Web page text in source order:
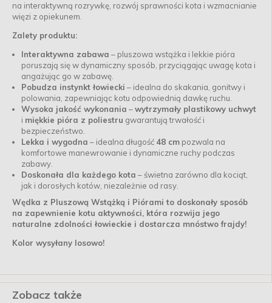
na interaktywną rozrywkę, rozwój sprawności kota i wzmacnianie
więzi z opiekunem.
Zalety produktu:
Interaktywna zabawa – pluszowa wstążka i lekkie pióra
poruszają się w dynamiczny sposób, przyciągając uwagę kota i
angażując go w zabawę.
Pobudza instynkt łowiecki – idealna do skakania, gonitwy i
polowania, zapewniając kotu odpowiednią dawkę ruchu.
Wysoka jakość wykonania –wytrzymały plastikowy uchwyt
i miękkie pióra z poliestru gwarantują trwałość i
bezpieczeństwo.
Lekka i wygodna – idealna długość 48 cm pozwala na
komfortowe manewrowanie i dynamiczne ruchy podczas
zabawy.
Doskonała dla każdego kota – świetna zarówno dla kociąt,
jak i dorosłych kotów, niezależnie od rasy.
Wędka z Pluszową Wstążką i Piórami to doskonały sposób
na zapewnienie kotu aktywności, która rozwija jego
naturalne zdolności łowieckie i dostarcza mnóstwo frajdy!
Kolor wysyłany losowo!
Zobacz także